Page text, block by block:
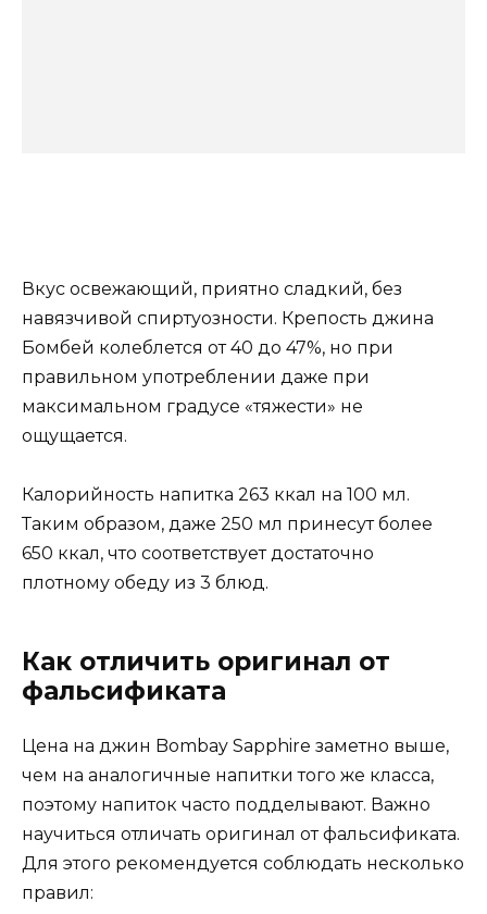
Вкус освежающий, приятно сладкий, без
навязчивой спиртуозности. Крепость джина
Бомбей колеблется от 40 до 47%, но при
правильном употреблении даже при
максимальном градусе «тяжести» не
ощущается.
Калорийность напитка 263 ккал на 100 мл.
Таким образом, даже 250 мл принесут более
650 ккал, что соответствует достаточно
плотному обеду из 3 блюд.
Как отличить оригинал от
фальсификата
Цена на джин Bombay Sapphire заметно выше,
чем на аналогичные напитки того же класса,
поэтому напиток часто подделывают. Важно
научиться отличать оригинал от фальсификата.
Для этого рекомендуется соблюдать несколько
правил: